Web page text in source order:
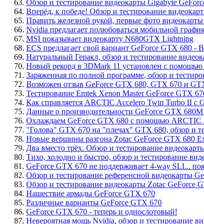
63. Обзор и тестирование видеокарты Gigabyte
64. Вперёд, к победе! Обзор и тестирование
65. Править железной рукой, первые фото
66. Nvidia предлагает полюбоваться мобильной
67. MSI показывает видеокарту N680GTX Lightning
68. ECS предлагает свой вариант GeForce GTX 680 -
69. Натуральный Геракл, обзор и тестирование
70. Новый рекорд в 3DMark 11 установлен с
71. Заряженная по полной программе, обзор и
72. Возможен отзыв GeForce GTX 680, GTX 670 и
73. Тестирование Emtek Xenon Master GeForce GTX
74. Как справляется ARCTIC Accelero Twin Turbo II с
75. Данные о производительности GeForce GTX
76. Охлаждаем GeForce GTX 680 с помощью ARCTIC
77. "Голова" GTX 670 на "плечах" GTX 680, обзор и
78. Новые вершины разгона Zotac GeForce GTX 680
79. Два вместо трёх. Обзор и тестирование
80. Тихо, холодно и быстро, обзор и тестирование
81. GeForce GTX 670 не поддерживает 4-way SLI...
82. Обзор и тестирование референсной видеокарты
83. Обзор и тестирование видеокарты Zotac GeForce
84. Нашествие армады GeForce GTX 670
85. Различные варианты GeForce GTX 670
86. GeForce GTX 670 - теперь и однослотовый!
87. Невероятная мощь Nvidia, обзор и тестирование